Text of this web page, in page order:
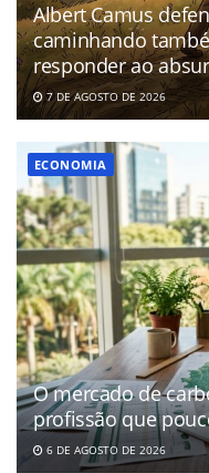
Albert Camus
caminhando
responder ao
7 DE AGOSTO DE 2026
ECONOMIA
O mercado de
profissão que
6 DE AGOSTO DE 2026